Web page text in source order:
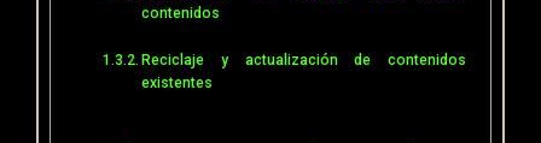
contenidos
Reciclaje y actualización de contenidos
existentes